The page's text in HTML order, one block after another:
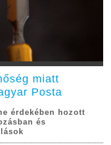
miatt
Posta
érdekében hozott
és